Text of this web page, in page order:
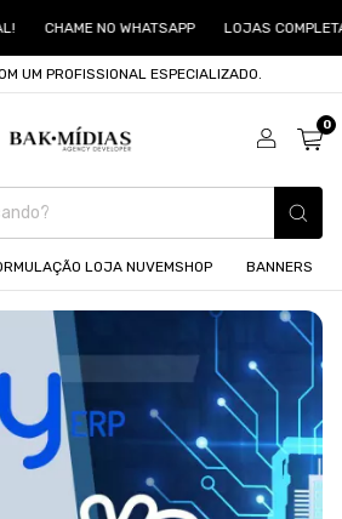
CHAME NO WHATSAPP LOJAS
UM PROFISSIONAL ESPECIALIZADO.
0
LOJA NUVEMSHOP BANNERS